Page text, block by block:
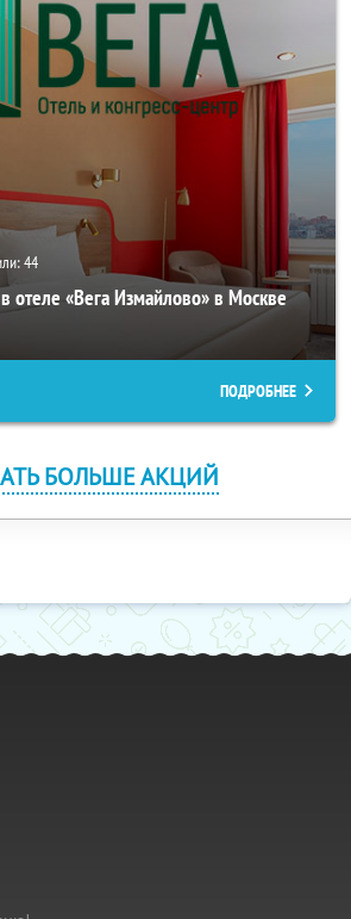
44
отеле «Вега Измайлово» в Москве
ПОДРОБНЕЕ
БОЛЬШЕ АКЦИЙ